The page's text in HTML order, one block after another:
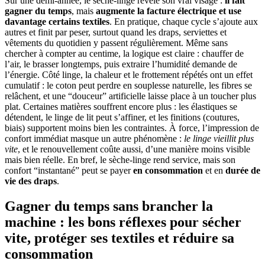
gagner du temps, mais augmente la facture électrique et use
davantage certains textiles. En pratique, chaque cycle s’ajoute aux
autres et finit par peser, surtout quand les draps, serviettes et
vêtements du quotidien y passent régulièrement. Même sans
chercher à compter au centime, la logique est claire : chauffer de
l’air, le brasser longtemps, puis extraire l’humidité demande de
l’énergie. Côté linge, la chaleur et le frottement répétés ont un effet
cumulatif : le coton peut perdre en souplesse naturelle, les fibres se
relâchent, et une “douceur” artificielle laisse place à un toucher plus
plat. Certaines matières souffrent encore plus : les élastiques se
détendent, le linge de lit peut s’affiner, et les finitions (coutures,
biais) supportent moins bien les contraintes. À force, l’impression de
confort immédiat masque un autre phénomène : le linge vieillit plus
vite, et le renouvellement coûte aussi, d’une manière moins visible
mais bien réelle. En bref, le sèche-linge rend service, mais son
confort “instantané” peut se payeren consommation et en durée de
vie des draps.
Gagner du temps sans brancher la
machine : les bons réflexes pour sécher
vite, protéger ses textiles et réduire sa
consommation